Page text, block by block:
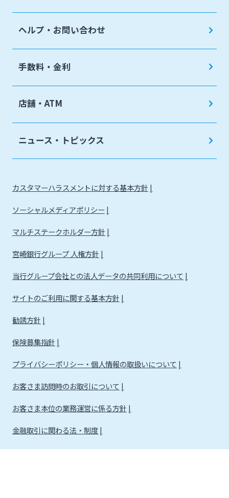
ヘルプ・お問い合わせ
手数料・金利
店舗・ATM
ニュース・トピックス
カスタマーハラスメントに対する基本方針
ソーシャルメディアポリシー
マルチステークホルダー方針
宮崎銀行グループ 人権方針
当行グループ会社との法人データの共同利用について
サイトのご利用に関する基本方針
勧誘方針
保険募集指針
プライバシーポリシー・個人情報の取扱いについて
お客さま訪問時のお取引について
お客さま本位の業務運営に係る方針
金融取引に関わる法・制度
金融取引に関わる方針